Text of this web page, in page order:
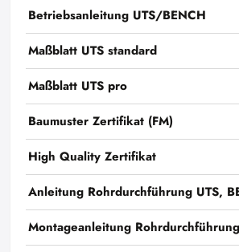
Betriebsanleitung UTS/BENCH
Maßblatt UTS standard
Maßblatt UTS pro
Baumuster Zertifikat (FM)
High Quality Zertifikat
Anleitung Rohrdurchführung UTS,
Montageanleitung